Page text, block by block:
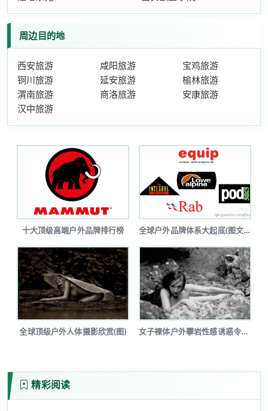
周边目的地
西安旅游 咸阳旅游
宝鸡旅游
铜川旅游
延安旅游
榆林旅游
渭南旅游
商洛旅游
安康旅游
汉中旅游
十大顶级高端户外品牌排行榜 全球户外品牌体系大起底(图文详解)
全球顶级户外人体摄影欣赏(图) 女子裸体户外攀岩性感诱惑令人瞠目(图...
精彩阅读